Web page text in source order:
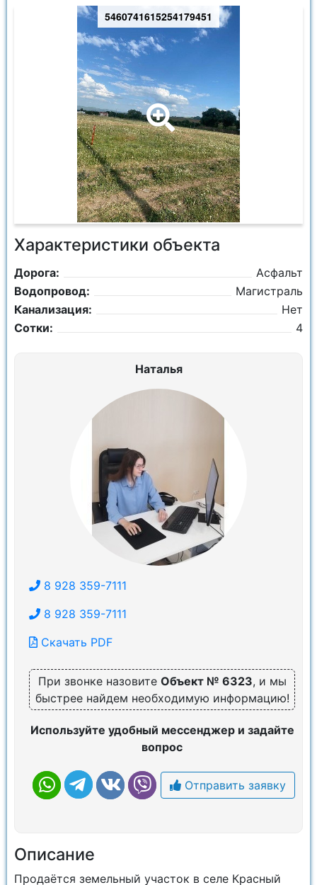
5460741615254179451
Характеристики объекта
Дорога:
Асфальт
Водопровод:
Магистраль
Канализация:
Нет
Сотки:
4
Наталья
8 928 359-7111
8 928 359-7111
Скачать PDF
При звонке назовите Объект № 6323, и мы
быстрее найдем необходимую информацию!
Используйте удобный мессенджер и задайте
вопрос
Отправить заявку
Описание
Продаётся земельный участок в селе Красный